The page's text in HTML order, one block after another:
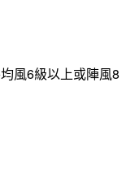
風6級以上或陣風8